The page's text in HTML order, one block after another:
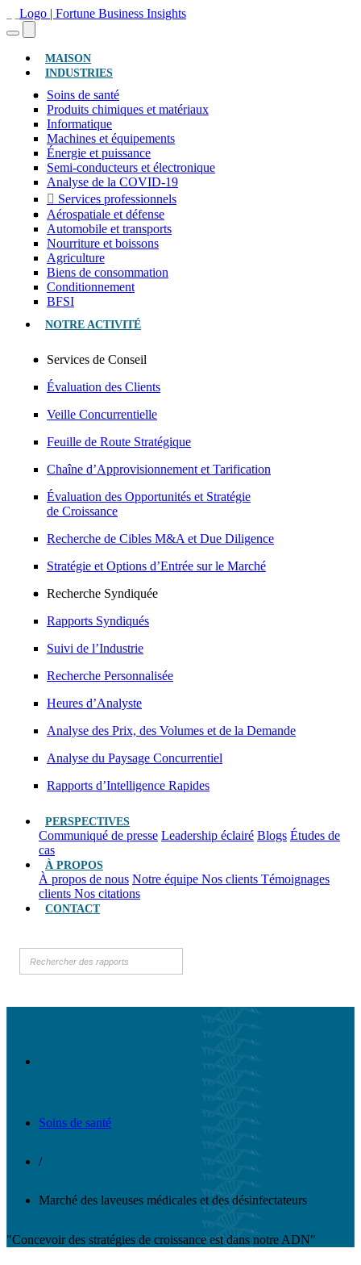
MAISON(ACTUEL)
INDUSTRIES
Soins de santé
Produits chimiques et matériaux
Informatique
Machines et équipements
Énergie et puissance
Semi-conducteurs et électronique
Analyse de la COVID-19
Services professionnels
Aérospatiale et défense
Automobile et transports
Nourriture et boissons
Agriculture
Biens de consommation
Conditionnement
BFSI
NOTRE ACTIVITÉ
Services de Conseil
Évaluation des Clients
Veille Concurrentielle
Feuille de Route Stratégique
Chaîne d’Approvisionnement et Tarification
Évaluation des Opportunités et Stratégie
de Croissance
Recherche de Cibles M&A et Due Diligence
Stratégie et Options d’Entrée sur le Marché
Recherche Syndiquée
Rapports Syndiqués
Suivi de l’Industrie
Recherche Personnalisée
Heures d’Analyste
Analyse des Prix, des Volumes et de la Demande
Analyse du Paysage Concurrentiel
Rapports d’Intelligence Rapides
PERSPECTIVES
Communiqué de presse Leadership éclairé Blogs Études de
cas
À PROPOS
À propos de nous Notre équipe Nos clients Témoignages
clients Nos citations
CONTACT
Soins de santé
/
Marché des laveuses médicales et des désinfectateurs
"Concevoir des stratégies de croissance est dans notre ADN"